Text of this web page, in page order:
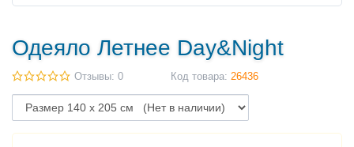
Одеяло Летнее Day&Night
Отзывы: 0 Код товара: 26436